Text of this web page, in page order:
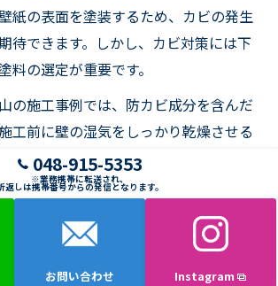
紙の表面を塗装するため、カビの発生
待できます。しかし、カビ対策には下
料の選定が重要です。
の施工事例では、防カビ成分を含んだ
工前に壁の湿気をしっかり乾燥させる
発を防止しています。特に湿度の高い
を確保することも大切です。
期的な換気や湿度管理を行うことで、
を減らせます。これらのコツを守るこ
クによる快適な空間づくりが可能で
048-915-5353
※業務携帯に転送され、
返しは携帯番号からの発信となります。
お問い合わせ Instagram